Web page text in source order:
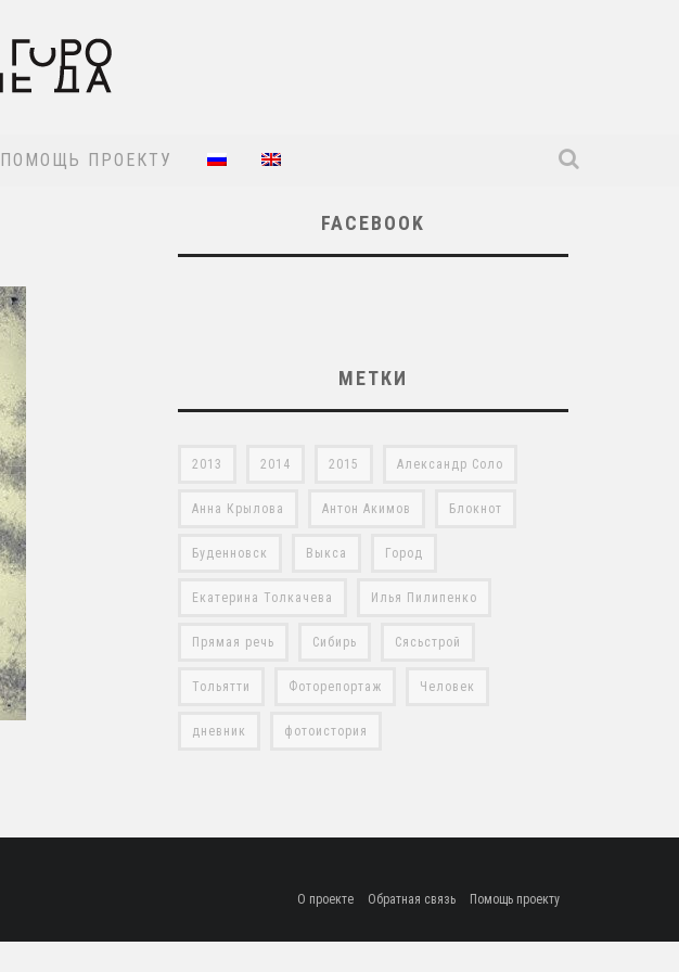
ПОМОЩЬ ПРОЕКТУ
FACEBOOK
МЕТКИ
2013 2014 2015 Александр Соло
Анна Крылова Антон Акимов Блокнот
Буденновск Выкса Город
Екатерина Толкачева Илья Пилипенко
Прямая речь Сибирь Сясьстрой
Тольятти Фоторепортаж Человек
дневник фотоистория
О проекте Обратная связь Помощь проекту